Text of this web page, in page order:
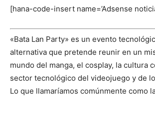
[hana-code-insert name=’Adsense
«Bata Lan Party» es un evento
alternativa que pretende reunir en un
mundo del manga, el cosplay, la cultura
sector tecnológico del videojuego y de
Lo que llamaríamos comúnmente como